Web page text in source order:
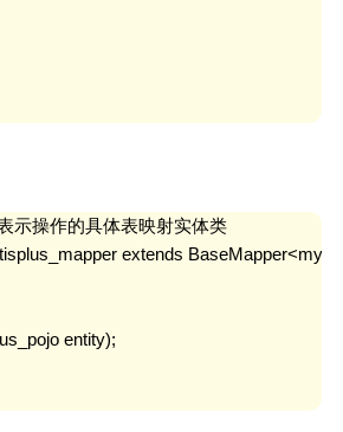
示操作的具体表映射实体类
extends
entity);